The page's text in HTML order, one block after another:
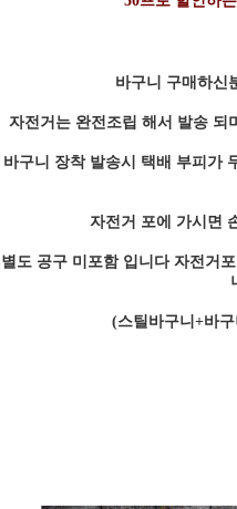
바구니 구매하신
자전거는 완전조립 해서 발송 되
바구니 장착 발송시 택배 부피가
자전거 포에 가시면
별도 공구 미포함 입니다 자전거
(스틸바구니+바